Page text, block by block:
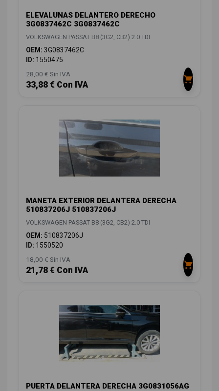
ELEVALUNAS DELANTERO DERECHO
3G0837462C 3G0837462C
VOLKSWAGEN PASSAT B8 (3G2, CB2) 2.0 TDI
OEM: 3G0837462C
ID: 1550475
28,00 € Sin IVA
33,88 € Con IVA
MANETA EXTERIOR DELANTERA DERECHA
510837206J 510837206J
VOLKSWAGEN PASSAT B8 (3G2, CB2) 2.0 TDI
OEM: 510837206J
ID: 1550520
18,00 € Sin IVA
21,78 € Con IVA
PUERTA DELANTERA DERECHA 3G0831056AG